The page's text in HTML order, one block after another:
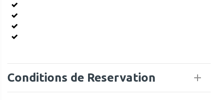
Conditions de Reservation